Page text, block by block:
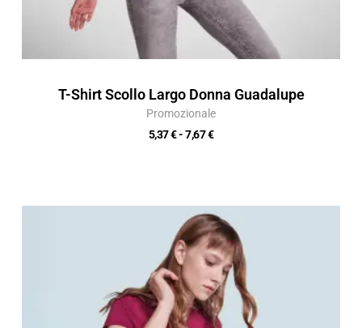
T-Shirt Scollo Largo Donna Guadalupe
Promozionale
5,37€- 7,67€
Fascia
di
prezzo:
da
5,15 €
a
7,35 €